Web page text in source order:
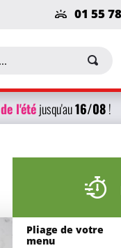
01 55
de l'étéjusqu'au16/08!
Pliage de votre
menu